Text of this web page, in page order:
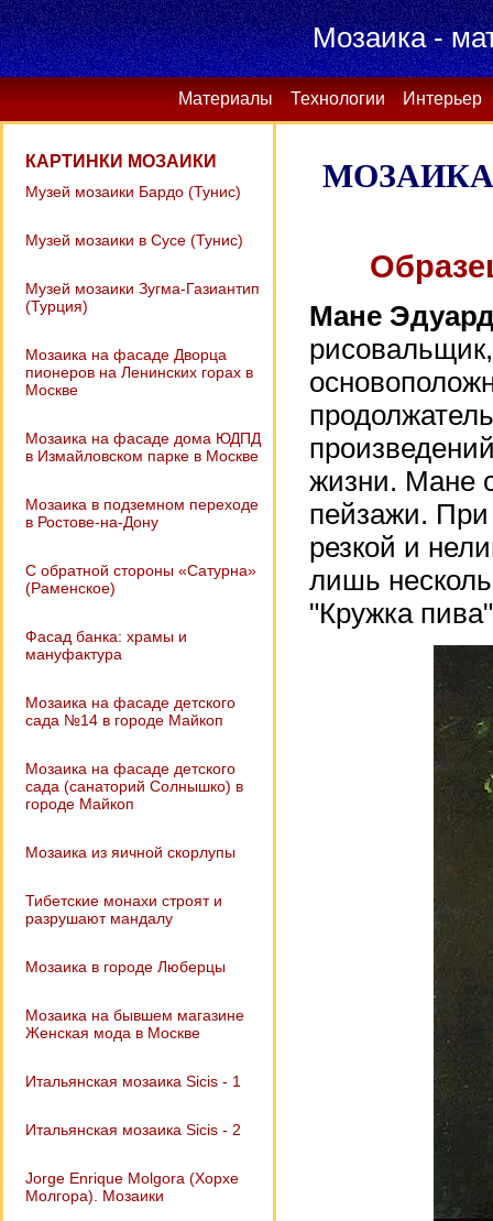
Мозаика -
Материалы Технологии Интерьер
КАРТИНКИ МОЗАИКИ
Музей мозаики Бардо (Тунис)
Музей мозаики в Сусе (Тунис)
Музей мозаики Зугма-Газиантип
(Турция)
Мозаика на фасаде Дворца
пионеров на Ленинских горах в
Москве
Мозаика на фасаде дома ЮДПД
в Измайловском парке в Москве
Мозаика в подземном переходе
в Ростове-на-Дону
С обратной стороны «Сатурна»
(Раменское)
Фасад банка: храмы и
мануфактура
Мозаика на фасаде детского
сада №14 в городе Майкоп
Мозаика на фасаде детского
сада (санаторий Солнышко) в
городе Майкоп
Мозаика из яичной скорлупы
Тибетские монахи строят и
разрушают мандалу
Мозаика в городе Люберцы
Мозаика на бывшем магазине
Женская мода в Москве
Итальянская мозаика Sicis - 1
Итальянская мозаика Sicis - 2
Jorge Enrique Molgora (Хорхе
Молгора). Мозаики
Мане
жизни. Мане
пейзажи. При
резкой и
лишь
"Кружка